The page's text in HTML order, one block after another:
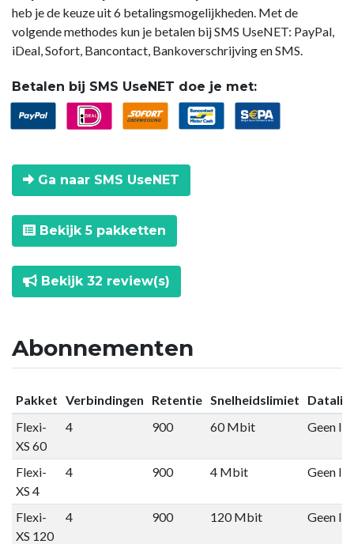
heb je de keuze uit 6 betalingsmogelijkheden. Met de
volgende methodes kun je betalen bij SMS UseNET: PayPal,
iDeal, Sofort, Bancontact, Bankoverschrijving en SMS.
Betalen bij SMS UseNET doe je met:
Ga naar SMS UseNET
Bekijk 5 pakketten
Bekijk 32 review(s)
Abonnementen
Pakket Verbindingen Retentie Snelheidslimiet
Flexi-
XS 60
4 900 60 Mbit Geen
Flexi-
XS 4
4 900 4 Mbit Geen
Flexi-
XS 120
4 900 120 Mbit Geen